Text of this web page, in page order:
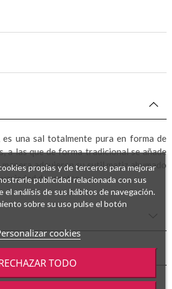
es una sal totalmente pura en forma de
a las que de forma tradicional se añade
adquieren su sutil matiz ahumado
de recetas.
propias y de terceros para mejorar
publicidad relacionada con sus
análisis de sus hábitos de navegación.
sobre su uso pulse el botón
cookies
TODO